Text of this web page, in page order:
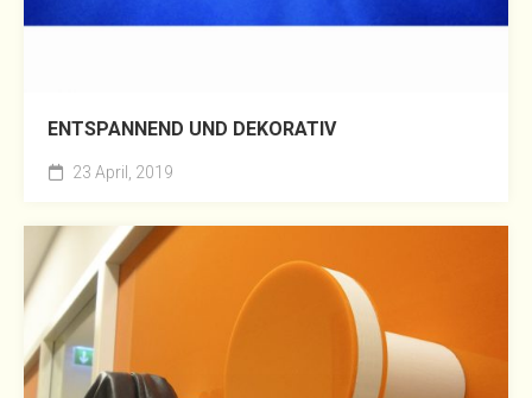
ENTSPANNEND UND DEKORATIV
23 April, 2019